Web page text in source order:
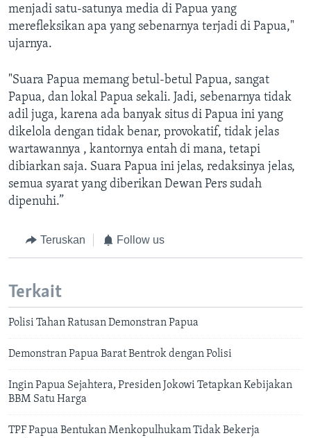
menjadi satu-satunya media di Papua yang
merefleksikan apa yang sebenarnya terjadi di Papua,"
ujarnya.
"Suara Papua memang betul-betul Papua, sangat
Papua, dan lokal Papua sekali. Jadi, sebenarnya tidak
adil juga, karena ada banyak situs di Papua ini yang
dikelola dengan tidak benar, provokatif, tidak jelas
wartawannya , kantornya entah di mana, tetapi
dibiarkan saja. Suara Papua ini jelas, redaksinya jelas,
semua syarat yang diberikan Dewan Pers sudah
dipenuhi.”
Teruskan Follow us
Terkait
Polisi Tahan Ratusan Demonstran Papua
Demonstran Papua Barat Bentrok dengan Polisi
Ingin Papua Sejahtera, Presiden Jokowi Tetapkan Kebijakan
BBM Satu Harga
TPF Papua Bentukan Menkopulhukam Tidak Bekerja